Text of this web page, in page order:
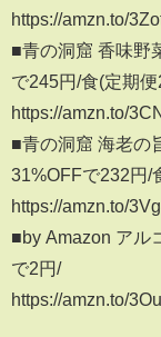
https://amzn.to/
■青の洞窟 香味野
で245円/食(定期
https://amzn.to/
■青の洞窟 海老の
31%OFFで232円/
https://amzn.to/
■by Amazon アル
で2円/
https://amzn.to/